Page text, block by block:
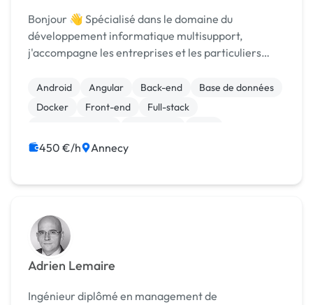
Bonjour 👋 Spécialisé dans le domaine du
développement informatique multisupport,
j'accompagne les entreprises et les particuliers
Anciennement développeur full stack au sein d'une
banque, j'ai r...
Android Angular Back-end
Base de données
Docker
Front-end
Full-stack
450 €/h Annecy
Adrien Lemaire
Ingénieur diplômé en management de